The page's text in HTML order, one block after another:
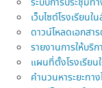
ระบบการประชุมทา
เว็บไซต์โรงเรียนใ
ดาวน์โหลดเอกสา
รายงานการให้บริ
แผนที่ตั้งโรงเรียน
คำนวนหาระยะทา